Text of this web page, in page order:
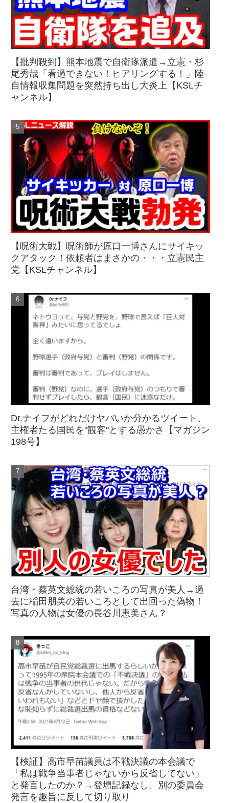
【批判殺到】熊本地震で自衛隊派遣→立憲・杉
尾秀哉「看過できない！ヒアリングする！」陸
自情報収集問題を突然持ち出し大炎上【KSLチ
ャンネル】
【呪術大戦】呪術師が原口一博さんにサイキッ
クアタック！依頼者はまさかの・・・立憲民主
党【KSLチャンネル】
Dr.ナイフがどれだけヤバいか分かるツイート、
主権者たる国民を"観客"とする愚かさ【マガジン
198号】
台湾・蔡英文総統の若いころの写真が美人→過
去に稲田朋美の若いころとして出回った偽物！
写真の人物は女優の長谷川恵美さん？
【検証】高市早苗議員は不戦決議の本会議で
「私は戦争当事者じゃないから反省してない」
と発言したのか？→登壇記録なし、別の委員会
発言を趣旨に反して切り取り